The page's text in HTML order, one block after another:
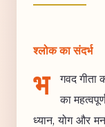
श्लोक का संदर्भ
भ
गवद गीता
का
ध्यान, योग और